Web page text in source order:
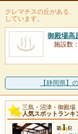
クレマチスの丘がある、
しています。
御殿場高
施設数
【静岡県】
三島・沼津・御殿場
人気スポットランキ